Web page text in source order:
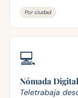
Por ciudad
💻
Nómada Digital
Teletrabaja